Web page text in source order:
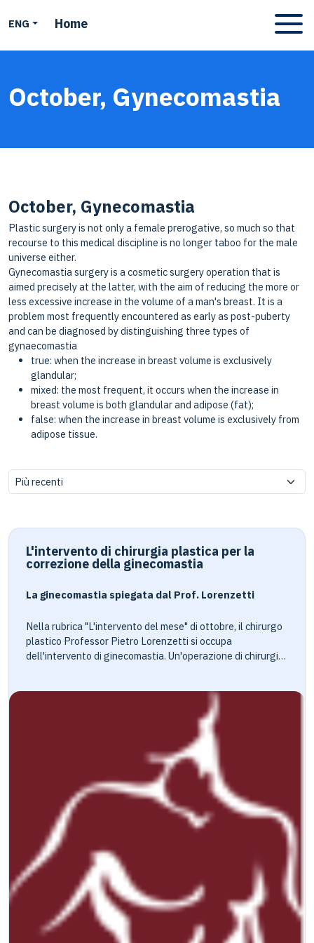
ENG Home
October, Gynecomastia
October, Gynecomastia
Plastic surgery is not only a female prerogative, so much so that
recourse to this medical discipline is no longer taboo for the male
universe either.
Gynecomastia surgery is a cosmetic surgery operation that is
aimed precisely at the latter, with the aim of reducing the more or
less excessive increase in the volume of a man's breast. It is a
problem most frequently encountered as early as post-puberty
and can be diagnosed by distinguishing three types of
gynaecomastia
true: when the increase in breast volume is exclusively
glandular;
mixed: the most frequent, it occurs when the increase in
breast volume is both glandular and adipose (fat);
false: when the increase in breast volume is exclusively from
adipose tissue.
L'intervento di chirurgia plastica per la
correzione della ginecomastia
La ginecomastia spiegata dal Prof. Lorenzetti
Nella rubrica "L'intervento del mese" di ottobre, il chirurgo
plastico Professor Pietro Lorenzetti si occupa
dell'intervento di ginecomastia. Un'operazione di chirurgia
Nonostante i numeri della chirurgia estetica al maschile
siano notevolmente inferiori di quelli che vedono
protagoniste le donne, l'essere attraenti non è più un tabù
per il sesso maschile. Botox, filler, rino e otoplastica e il
rimodellamento dell'addome con liposuzione sono gli
interventi più richiesti da un sesso 'forte' che trova
nell'estetica un motivo di competitività sia nel lavoro che
nella vita privata. In partcolare per il sesso maschile è
fondamentale che l'immagine corporea sia coerente con
l'identità di genere e quindi tutti gli aspetti
'femminilizzanti' sono vissuti con disagio e dolore psichico.
Tra questi le dimensioni dell'organi sessuale e l'evidenza di
caratteri sessuali femminili come l'aumento delle
mammelle. La ginecomastia , termine che deriva dal greco
ghiunè mastos ossia seni di donna, è l'aumento più o meno
eccessivo del volume della mammella dell'uomo. Si
riscontra più frequentemente a partire già dall'età